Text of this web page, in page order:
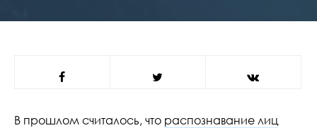
В прошлом считалось, что распознавание лиц